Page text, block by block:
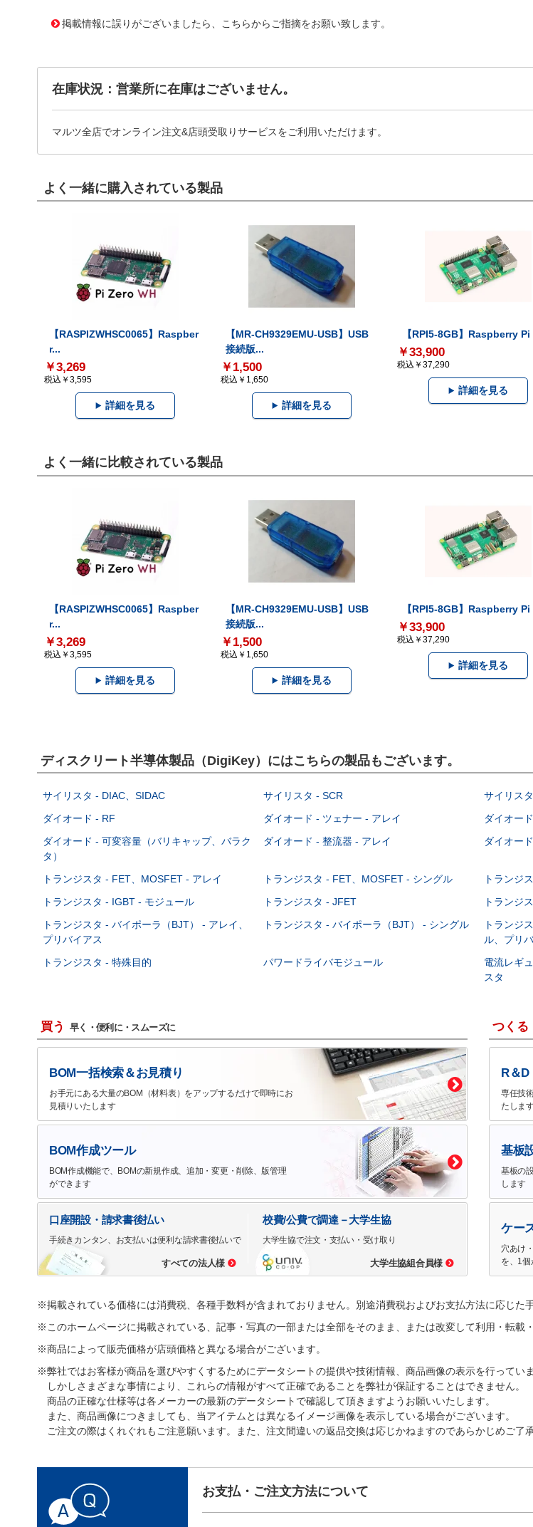
掲載情報に誤りがございましたら、こちらからご指摘をお願い致します。
在庫状況：営業所に在庫はございません。
マルツ全店でオンライン注文&店頭受取りサービスをご利用いただけます。
よく一緒に購入されている製品
【RASPIZWHSC0065】Raspber
r...
￥3,269
税込￥3,595
詳細を見る
【MR-CH9329EMU-USB】USB
接続版...
￥1,500
税込￥1,650
詳細を見る
【RPI5-8GB】Raspberry Pi
￥33,900
税込￥37,290
詳細を見る
よく一緒に比較されている製品
【RASPIZWHSC0065】Raspber
r...
￥3,269
税込￥3,595
詳細を見る
【MR-CH9329EMU-USB】USB
接続版...
￥1,500
税込￥1,650
詳細を見る
【RPI5-8GB】Raspberry Pi
￥33,900
税込￥37,290
詳細を見る
ディスクリート半導体製品（DigiKey）にはこちらの製品もございます。
サイリスタ - DIAC、SIDAC サイリスタ - SCR サイリス
ダイオード - RF
ダイオード - ツェナー - アレイ ダイオー
ダイオード - 可変容量（バリキャップ、バラク
タ）
ダイオード - 整流器 - アレイ ダイオー
トランジスタ - FET、MOSFET - アレイ トランジスタ - FET、MOSFET - シングル トランジ
トランジスタ - IGBT - モジュール
トランジスタ - JFET トランジ
トランジスタ - バイポーラ（BJT） - アレイ、
プリバイアス
トランジスタ - バイポーラ（BJT） - シングル
トランジ
ル、プリ
トランジスタ - 特殊目的
パワードライバモジュール
電流レギ
スタ
買う 早く・便利に・スムーズに
BOM一括検索＆お見積り
お手元にある大量のBOM（材料表）をアップするだけで即時にお
見積りいたします
BOM作成ツール
BOM作成機能で、BOMの新規作成、追加・変更・削除、版管理
ができます
口座開設・請求書後払い
手続きカンタン、お支払いは便利な請求書後払いで
すべての法人様
校費/公費で調達－大学生協
大学生協で注文・支払い・受け取り
大学生協組合員様
つくる
R＆
専任技
たしま
基板
基板の
します
ケー
穴あけ
を、1
※掲載されている価格には消費税、各種手数料が含まれておりません。別途消費税およびお支払方法に応じた
※このホームページに掲載されている、記事・写真の一部または全部をそのまま、または改変して利用・転載
※商品によって販売価格が店頭価格と異なる場合がございます。
※弊社ではお客様が商品を選びやすくするためにデータシートの提供や技術情報、商品画像の表示を行っていま
しかしさまざまな事情により、これらの情報がすべて正確であることを弊社が保証することはできません。
商品の正確な仕様等は各メーカーの最新のデータシートで確認して頂きますようお願いいたします。
また、商品画像につきましても、当アイテムとは異なるイメージ画像を表示している場合がございます。
ご注文の際はくれぐれもご注意願います。また、注文間違いの返品交換は応じかねますのであらかじめご了承
お支払・ご注文方法について